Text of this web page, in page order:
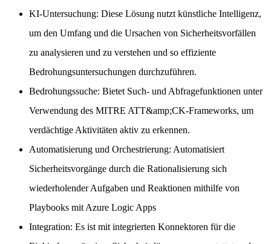
KI-Untersuchung: Diese Lösung nutzt künstliche Intelligenz,
um den Umfang und die Ursachen von Sicherheitsvorfällen
zu analysieren und zu verstehen und so effiziente
Bedrohungsuntersuchungen durchzuführen.
Bedrohungssuche: Bietet Such- und Abfragefunktionen unter
Verwendung des MITRE ATT&amp;CK-Frameworks, um
verdächtige Aktivitäten aktiv zu erkennen.
Automatisierung und Orchestrierung: Automatisiert
Sicherheitsvorgänge durch die Rationalisierung sich
wiederholender Aufgaben und Reaktionen mithilfe von
Playbooks mit Azure Logic Apps
Integration: Es ist mit integrierten Konnektoren für die